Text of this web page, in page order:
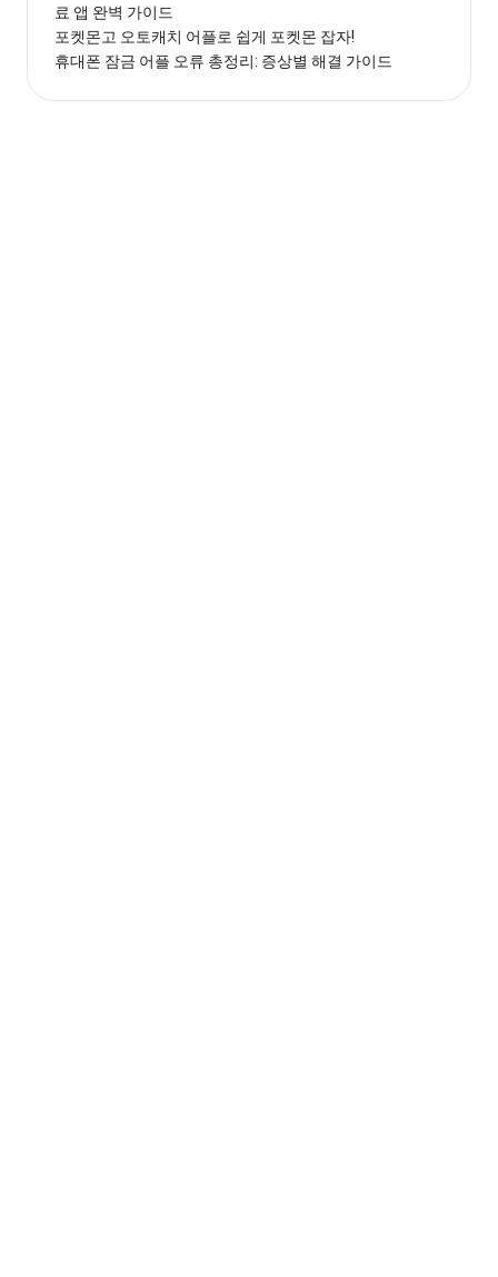
료 앱 완벽 가이드
포켓몬고 오토캐치 어플로 쉽게 포켓몬 잡자!
휴대폰 잠금 어플 오류 총정리: 증상별 해결 가이드